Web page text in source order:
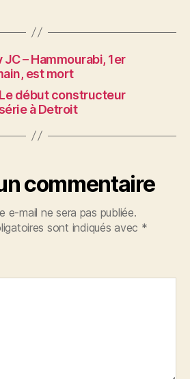
JC – Hammourabi, 1er
est mort
début constructeur
à Detroit
commentaire
e-mail ne sera pas publiée.
sont indiqués avec *